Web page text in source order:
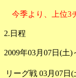
今季より、上位3
2.日程
2009年03月07日(土)
リーグ戦 03月07日